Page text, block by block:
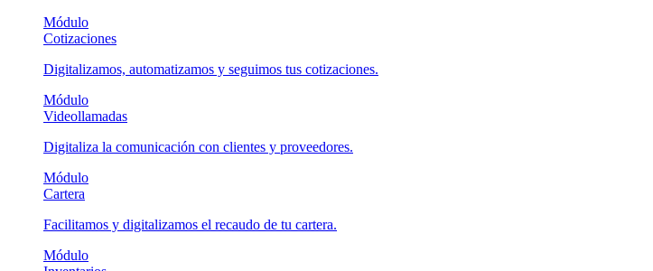
Módulo
Cotizaciones
Digitalizamos, automatizamos y seguimos tus cotizaciones.
Módulo
Videollamadas
Digitaliza la comunicación con clientes y proveedores.
Módulo
Cartera
Facilitamos y digitalizamos el recaudo de tu cartera.
Módulo